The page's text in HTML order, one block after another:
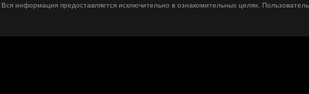
Вся информация предоставляется исключительно в ознакомительных целях.